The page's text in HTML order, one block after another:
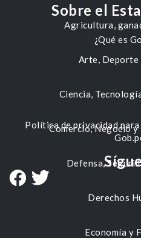
Agricultura,
Arte, Deporte
Ciencia,
Comercio, Negocio
Defensa,
Derechos
Economía y
Sobre el
¿Qué es
Política de privacidad para